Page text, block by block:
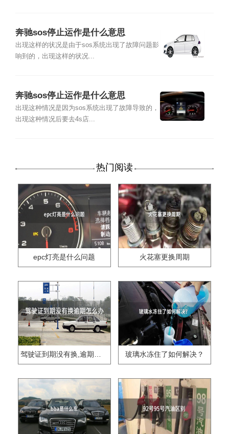
奔驰sos停止运作是什么意思
出现这样的状况是由于sos系统出现了故障问题影
响到的，出现这样的状况...
奔驰sos停止运作是什么意思
出现这种情况是因为sos系统出现了故障导致的，
出现这种情况后要去4s店...
热门阅读
epc灯亮是什么问题 火花塞更换周期
驾驶证到期没有换,逾期怎么办?? 玻璃水冻住了如何解决？